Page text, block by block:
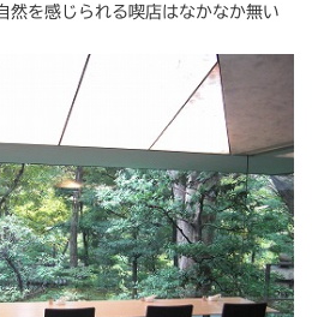
然を感じられる喫店はなかなか無い